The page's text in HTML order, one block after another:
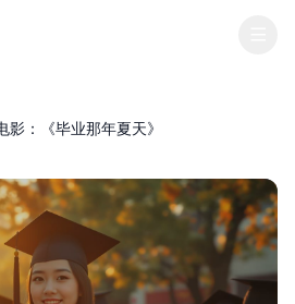
影：《毕业那年夏天》